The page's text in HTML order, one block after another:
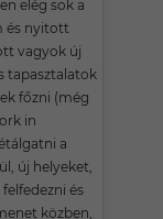
elég sok a
és nyitott
vagyok új
tapasztalatok
főzni (még
in
a
új helyeket,
és
közben,